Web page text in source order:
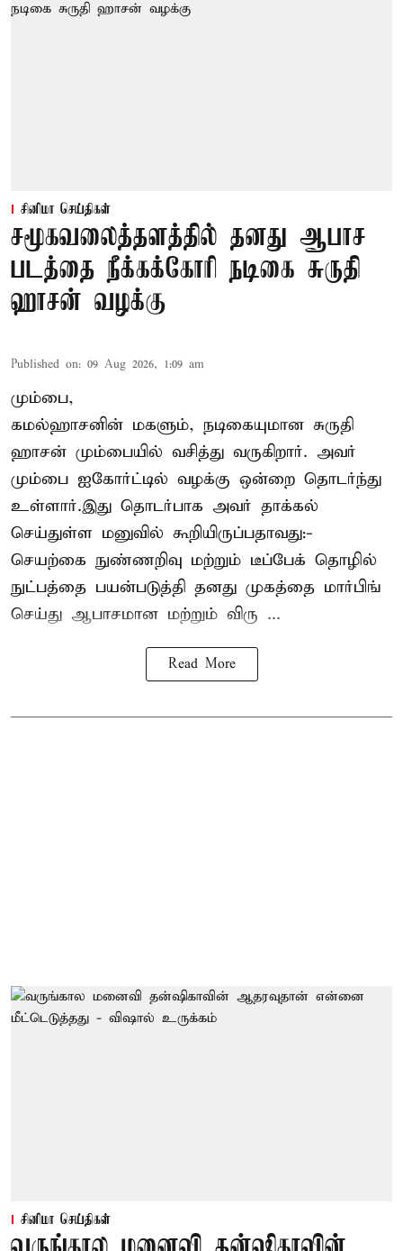
சினிமா செய்திகள்
சமூகவலைத்தளத்தில் தனது ஆபாச
படத்தை நீக்கக்கோரி நடிகை சுருதி
ஹாசன் வழக்கு
Published on: 09 Aug 2026, 1:09 am
மும்பை,
கமல்ஹாசனின் மகளும், நடிகையுமான சுருதி
ஹாசன் மும்பையில் வசித்து வருகிறார். அவர்
மும்பை ஐகோர்ட்டில் வழக்கு ஒன்றை தொடர்ந்து
உள்ளார்.இது தொடர்பாக அவர் தாக்கல்
செய்துள்ள மனுவில் கூறியிருப்பதாவது:-
செயற்கை நுண்ணறிவு மற்றும் டீப்பேக் தொழில்
நுட்பத்தை பயன்படுத்தி தனது முகத்தை மார்பிங்
செய்து ஆபாசமான மற்றும் விரு ...
Read More
சினிமா செய்திகள்